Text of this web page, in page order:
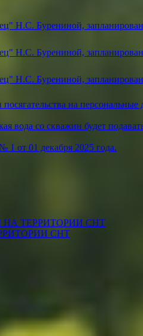
Н.С. Бурениной,
Н.С. Бурениной,
Н.С. Бурениной,
на
вода со скважин будет
от 01 декабря 2025 года.
ТЕРРИТОРИИ СНТ
СНТ